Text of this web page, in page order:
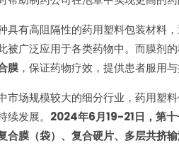
具有高阻隔性的药用塑料包装材料
被广泛应用于各类药物中。而膜剂
膜 ，保证药物疗效，提供患者服用与
市场规模较大的细分行业，药用塑
续发展。 2024年6月19-21日，第
合膜（袋）、复合硬片、多层共挤